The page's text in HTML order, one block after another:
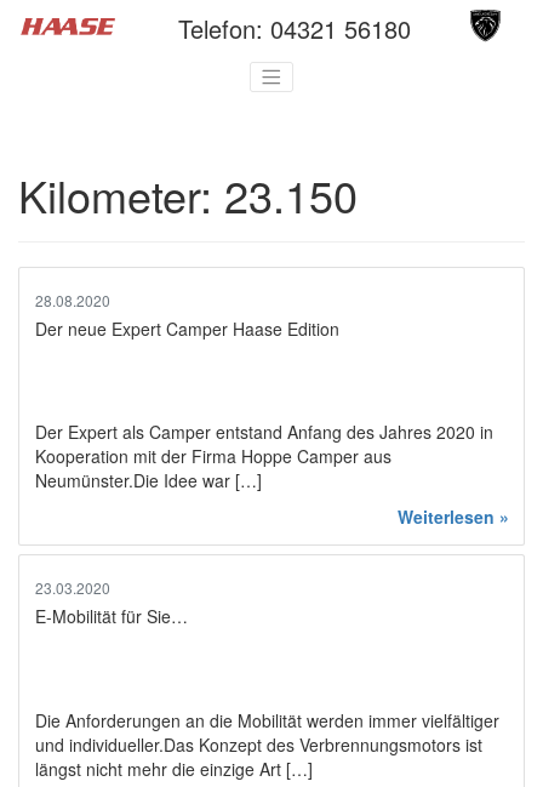
Telefon: 04321 56180
Kilometer: 23.150
28.08.2020
Der neue Expert Camper Haase Edition
Der Expert als Camper entstand Anfang des Jahres 2020 in
Kooperation mit der Firma Hoppe Camper aus
Neumünster.Die Idee war […]
Weiterlesen »
23.03.2020
E-Mobilität für Sie…
Die Anforderungen an die Mobilität werden immer vielfältiger
und individueller.Das Konzept des Verbrennungsmotors ist
längst nicht mehr die einzige Art […]